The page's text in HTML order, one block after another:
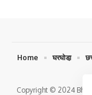
Copyright © 2024
Home घरघोडा़